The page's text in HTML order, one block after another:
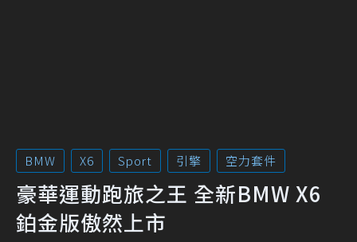
BMW X6 Sport 引擎 空力套件
豪華運動跑旅之王 全新BMW X6
鉑金版傲然上市